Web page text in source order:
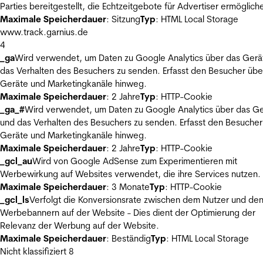
Parties bereitgestellt, die Echtzeitgebote für Advertiser
Maximale Speicherdauer: SitzungTyp: HTML Local Storage
www.track.garnius.de
4
_gaWird verwendet, um Daten zu Google Analytics über das
das Verhalten des Besuchers zu senden. Erfasst den Besucher
Geräte und Marketingkanäle hinweg.
Maximale Speicherdauer: 2 JahreTyp: HTTP-Cookie
_ga_#Wird verwendet, um Daten zu Google Analytics über das
und das Verhalten des Besuchers zu senden. Erfasst den
Geräte und Marketingkanäle hinweg.
Maximale Speicherdauer: 2 JahreTyp: HTTP-Cookie
_gcl_auWird von Google AdSense zum Experimentieren mit
Werbewirkung auf Websites verwendet, die ihre Services nutzen.
Maximale Speicherdauer: 3 MonateTyp: HTTP-Cookie
_gcl_lsVerfolgt die Konversionsrate zwischen dem Nutzer und den
Werbebannern auf der Website - Dies dient der Optimierung der
Relevanz der Werbung auf der Website.
Maximale Speicherdauer: BeständigTyp: HTML Local Storage
Nicht klassifiziert 8